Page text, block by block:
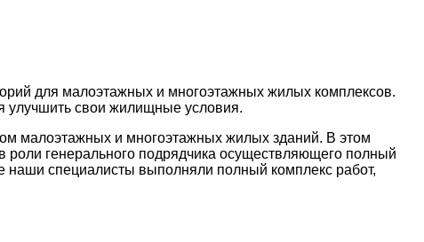
для малоэтажных и многоэтажных жилых комплексов.
улучшить свои жилищные условия.
малоэтажных и многоэтажных жилых зданий. В этом
генерального подрядчика осуществляющего полный
наши специалисты выполняли полный комплекс работ,